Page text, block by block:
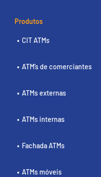
Produtos
CIT ATMs
ATM’s de comerciantes
ATMs externas
ATMs internas
Fachada ATMs
ATMs móveis